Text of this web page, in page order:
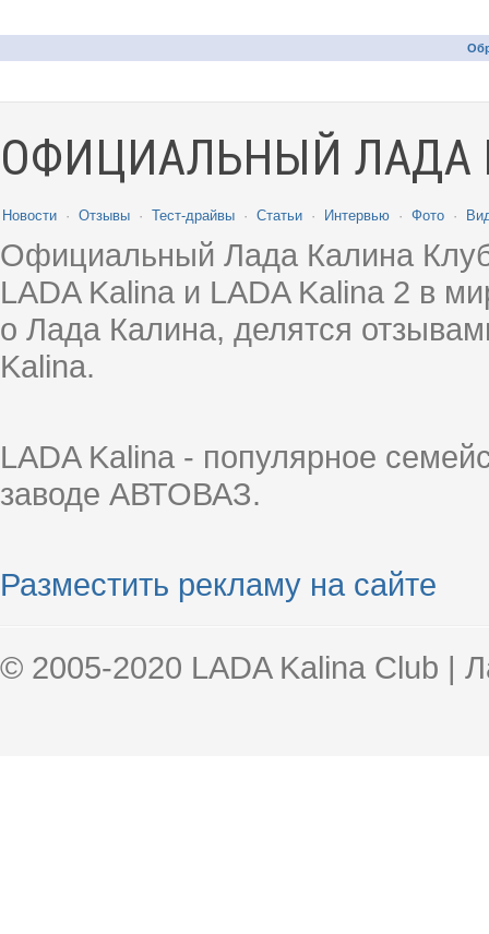
ОФИЦИАЛЬНЫЙ ЛАДА
Новости · Отзывы · Тест-драйвы · Статьи · Интервью · Фото ·
Официальный Лада Калина
LADA Kalina и LADA Kalina 2 в
о Лада Калина, делятся
Kalina.
LADA Kalina - популярное
заводе АВТОВАЗ.
Разместить рекламу на сайте
© 2005-2020 LADA Kalina Club |